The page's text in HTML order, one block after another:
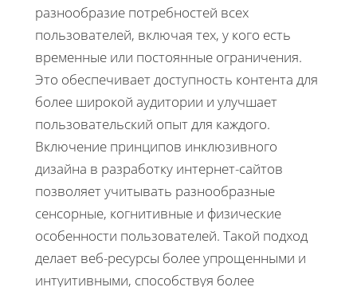
разнообразие потребностей всех
пользователей, включая тех, у кого есть
временные или постоянные ограничения.
Это обеспечивает доступность контента для
более широкой аудитории и улучшает
пользовательский опыт для каждого.
Включение принципов инклюзивного
дизайна в разработку интернет-сайтов
позволяет учитывать разнообразные
сенсорные, когнитивные и физические
особенности пользователей. Такой подход
делает веб-ресурсы более упрощенными и
интуитивными, способствуя более